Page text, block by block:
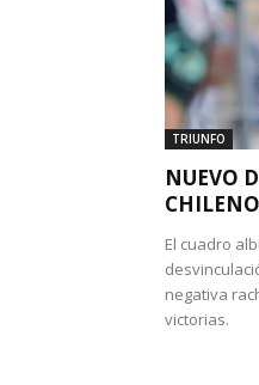
TRIUNFO
NUEVO
El cuadro
negativa
victorias.